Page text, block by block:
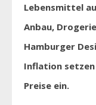
Lebensmittel
Anbau,
Hamburger
Inflation
Preise ein.